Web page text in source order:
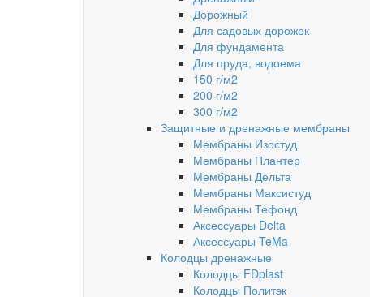
Дорожный
Для садовых дорожек
Для фундамента
Для пруда, водоема
150 г/м2
200 г/м2
300 г/м2
Защитные и дренажные мембраны
Мембраны Изостуд
Мембраны Плантер
Мембраны Дельта
Мембраны Максистуд
Мембраны Тефонд
Аксессуары Delta
Аксессуары TeMa
Колодцы дренажные
Колодцы FDplast
Колодцы Политэк